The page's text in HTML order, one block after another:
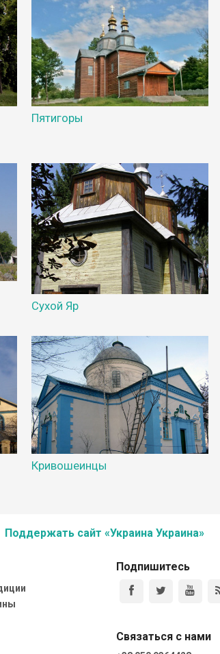
Пятигоры
Сухой Яр
Кривошеинцы
Поддержать сайт «Украина Украина»
Подпишитесь
Связаться с нами